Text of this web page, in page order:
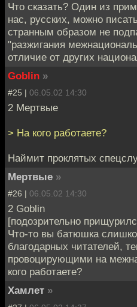
Что сказать? Один из
нас, русских, можно
странным образом не
"разжигания
отличие от других
Goblin »
#25 | 06.05.02 14:30
2 Мертвые
> На кого работаете?
Наймит проклятых
Мертвые »
#26 | 06.05.02 14:30
2 Goblin
[подозрительно
Что-то вы батюшка
благодарных читателей,
провоцирующими на
кого работаете?
Хамлет »